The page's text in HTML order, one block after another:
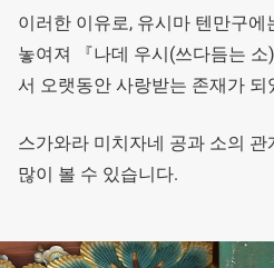
이러한 이유로, 유시마 텐만구에
놓여져 『나데 우시(쓰다듬는
서 오랫동안 사랑받는 존재가 되
스가와라 미치자네 공과 소의
많이 볼 수 있습니다.